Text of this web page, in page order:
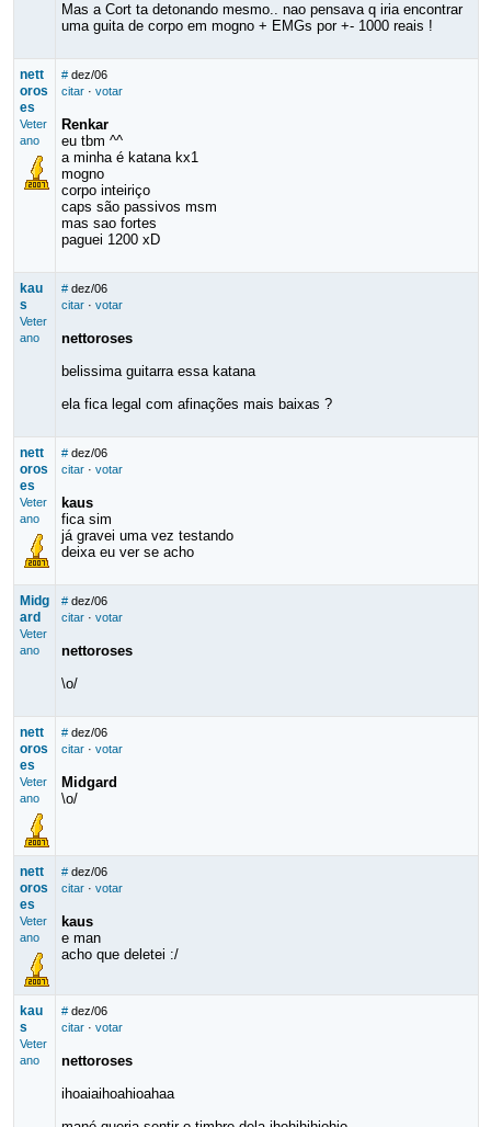
Mas a Cort ta detonando mesmo.. nao pensava q iria encontrar
uma guita de corpo em mogno + EMGs por +- 1000 reais !
nett
oros
es
Veter
ano
# dez/06
citar· votar
Renkar
eu tbm ^^
a minha é katana kx1
mogno
corpo inteiriço
caps são passivos msm
mas sao fortes
paguei 1200 xD
kau
s
Veter
ano
# dez/06
citar· votar
nettoroses
belissima guitarra essa katana
ela fica legal com afinações mais baixas ?
nett
oros
es
Veter
ano
# dez/06
citar· votar
kaus
fica sim
já gravei uma vez testando
deixa eu ver se acho
Midg
ard
Veter
ano
# dez/06
citar· votar
nettoroses
\o/
nett
oros
es
Veter
ano
# dez/06
citar· votar
Midgard
\o/
nett
oros
es
Veter
ano
# dez/06
citar· votar
kaus
e man
acho que deletei :/
kau
s
Veter
ano
# dez/06
citar· votar
nettoroses
ihoaiaihoahioahaa